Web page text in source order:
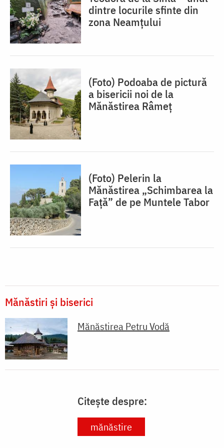
dintre locurile sfinte din
zona Neamțului
(Foto) Podoaba de pictură
a bisericii noi de la
Mănăstirea Râmeț
(Foto) Pelerin la
Mănăstirea „Schimbarea la
Față” de pe Muntele Tabor
Mănăstiri și biserici
Mănăstirea Petru Vodă
Citește despre:
mănăstire